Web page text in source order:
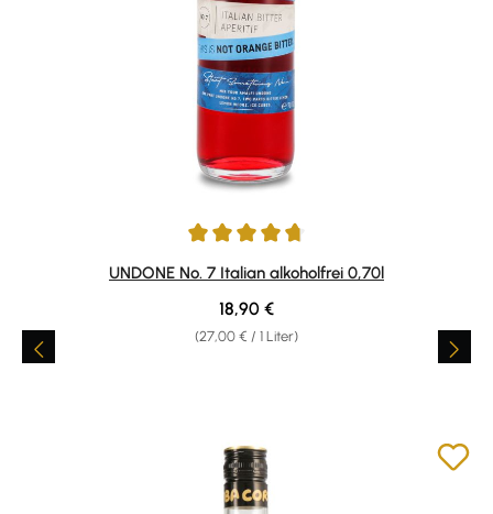
Durchschnittliche Bewertung von 4.7 von 5 Sternen
UNDONE No. 7 Italian alkoholfrei 0,70l
(27,00 € / 1 Liter)
Regulärer Preis:
18,90 €